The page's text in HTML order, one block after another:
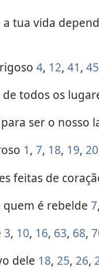
a tua vida
4, 12, 41, 45
de todos os
ser o nosso
1, 7, 18, 19, 20
feitas de
quem é rebelde 7,
3, 10, 16, 63, 68,
dele 18, 25, 26,